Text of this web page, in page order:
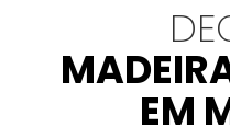
EM